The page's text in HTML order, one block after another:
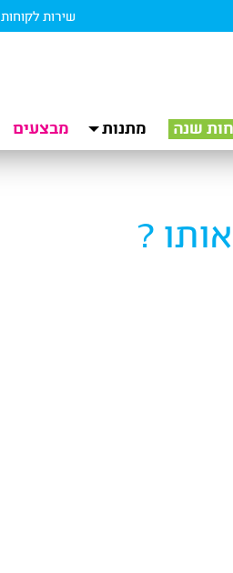
שירות לקוחות
שנה מתנות מבצעים
?